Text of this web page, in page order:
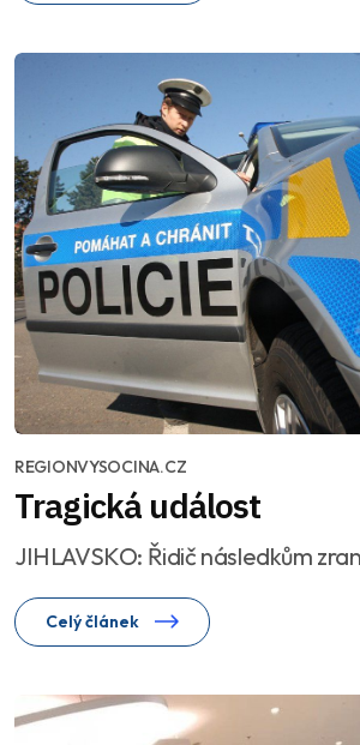
REGIONVYSOCINA.CZ
Tragická událost
JIHLAVSKO: Řidič následkům
Celý článek